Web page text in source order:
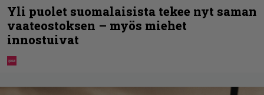
Yli puolet suomalaisista tekee nyt saman
vaateostoksen – myös miehet
innostuivat